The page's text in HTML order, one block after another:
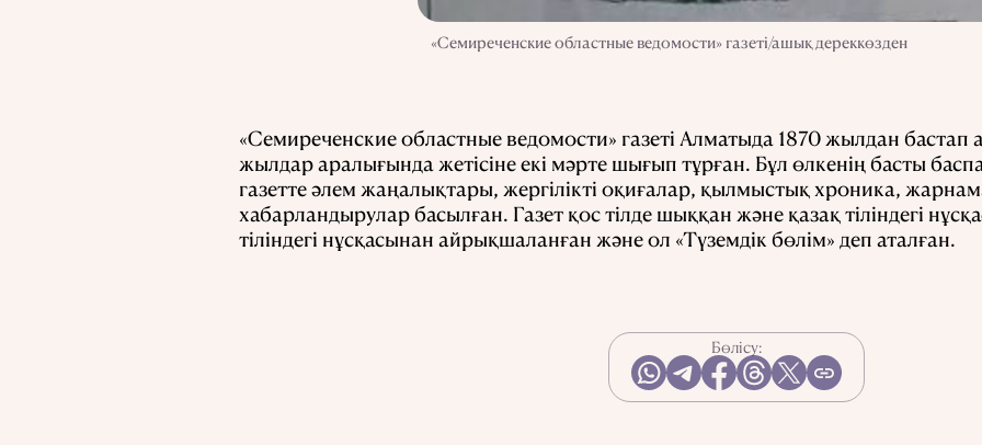
«Семиреченские областные ведомости» газеті/ашық дереккөзден
«Семиреченские областные ведомости» газеті Алматыда 1870 жылдан бастап
жылдар аралығында жетісіне екі мәрте шығып тұрған. Бұл өлкенің басты
газетте әлем жаңалықтары, жергілікті оқиғалар, қылмыстық хроника,
хабарландырулар басылған. Газет қос тілде шыққан және қазақ тіліндегі
тіліндегі нұсқасынан айрықшаланған және ол «Түземдік бөлім» деп аталған.
Бөлісу: